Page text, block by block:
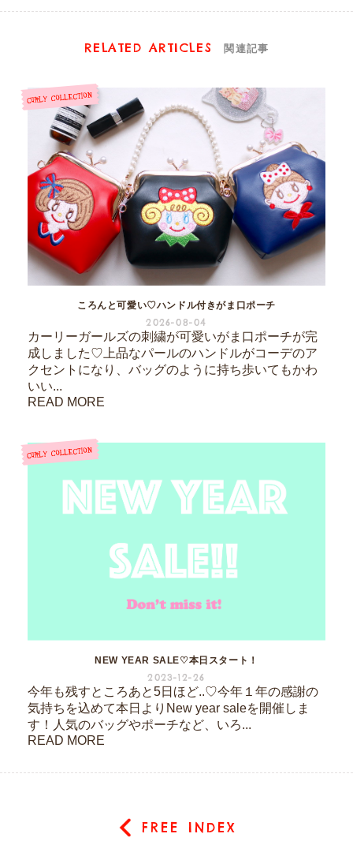
RELATED ARTICLES 関連記事
ころんと可愛い♡ハンドル付きがま口ポーチ
2026-08-04
カーリーガールズの刺繍が可愛いがま口ポーチが完
成しました♡上品なパールのハンドルがコーデのア
クセントになり、バッグのように持ち歩いてもかわ
いい...
READ MORE
NEW YEAR SALE♡本日スタート！
2023-12-26
今年も残すところあと5日ほど..♡今年１年の感謝の
気持ちを込めて本日よりNew year saleを開催しま
す！人気のバッグやポーチなど、いろ...
READ MORE
FREE INDEX